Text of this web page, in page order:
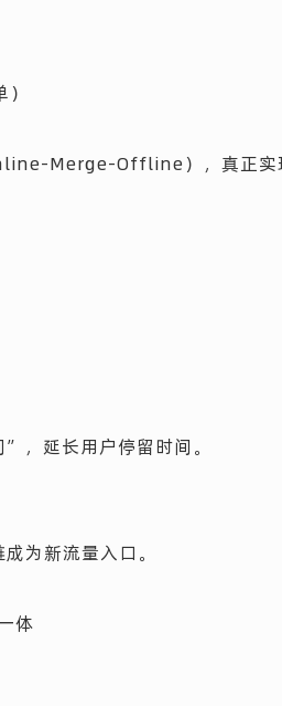
Merge-Offline），真正实
延长用户停留时间。
为新流量入口。
体